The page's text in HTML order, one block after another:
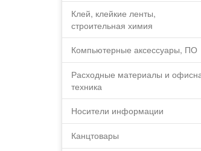
Клей, клейкие ленты,
строительная химия
Компьютерные аксессуары, ПО
Расходные материалы и
техника
Носители информации
Канцтовары